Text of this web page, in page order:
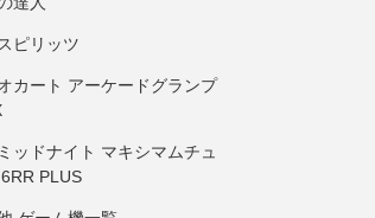
ピリッツ
カート アーケードグランプ
ッドナイト マキシマムチュ
PLUS